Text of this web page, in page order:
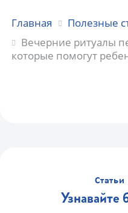
Главная
Полезные
Вечерние ритуалы
которые помогут
Узнавайте